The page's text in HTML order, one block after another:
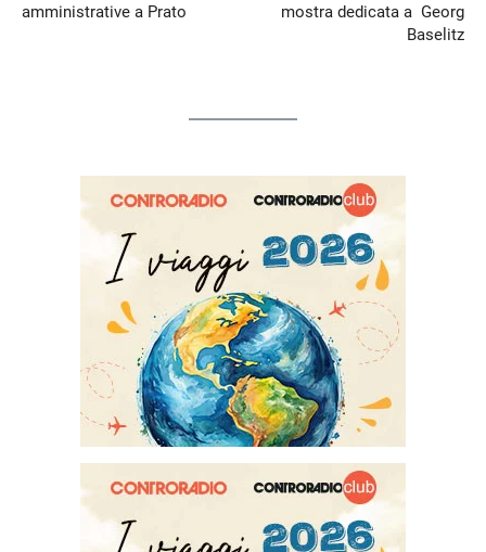
amministrative a Prato
mostra dedicata a Georg
Baselitz